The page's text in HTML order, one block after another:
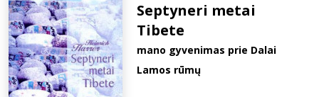
Septyneri metai
Tibete
mano gyvenimas prie Dalai
Lamos rūmų